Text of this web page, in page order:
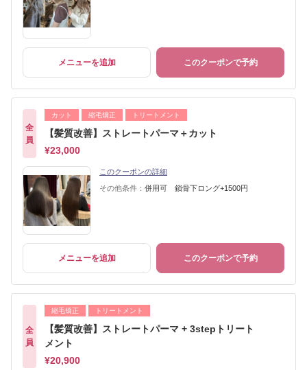
メニューを追加 このクーポンで予約
全
員
カット 縮毛矯正 トリートメント
【髪質改善】ストレートパーマ＋カット
¥23,000
このクーポンの詳細
その他条件： 併用可 鎖骨下ロング+1500円
メニューを追加 このクーポンで予約
全
員
縮毛矯正 トリートメント
【髪質改善】ストレートパーマ + 3stepトリート
メント
¥20,900